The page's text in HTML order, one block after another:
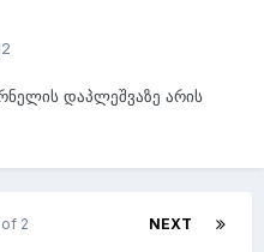
დაპლეშვაზე არის
NEXT
2